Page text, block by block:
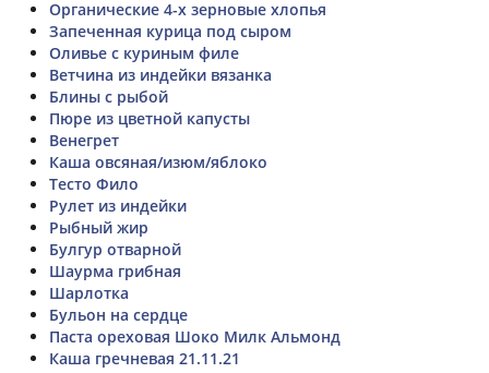
Органические 4-х зерновые хлопья
Запеченная курица под сыром
Оливье с куриным филе
Ветчина из индейки вязанка
Блины с рыбой
Пюре из цветной капусты
Венегрет
Каша овсяная/изюм/яблоко
Тесто Фило
Рулет из индейки
Рыбный жир
Булгур отварной
Шаурма грибная
Шарлотка
Бульон на сердце
Паста ореховая Шоко Милк Альмонд
Каша гречневая 21.11.21